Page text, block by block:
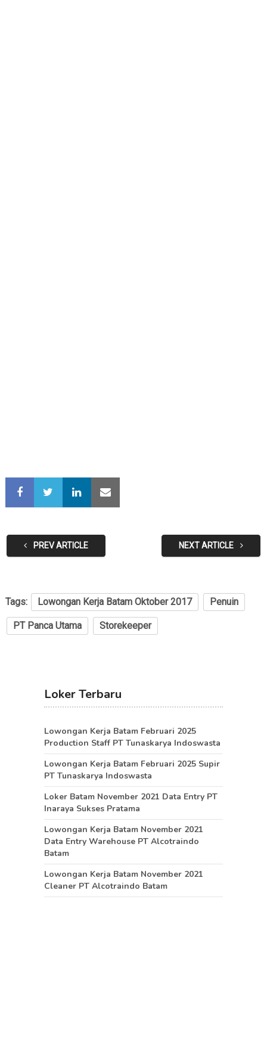
PREV ARTICLE NEXT ARTICLE
Tags: Lowongan Kerja Batam Oktober 2017 Penuin
PT Panca Utama Storekeeper
Loker Terbaru
Lowongan Kerja Batam Februari 2025
Production Staff PT Tunaskarya Indoswasta
Lowongan Kerja Batam Februari 2025 Supir
PT Tunaskarya Indoswasta
Loker Batam November 2021 Data Entry PT
Inaraya Sukses Pratama
Lowongan Kerja Batam November 2021
Data Entry Warehouse PT Alcotraindo
Batam
Lowongan Kerja Batam November 2021
Cleaner PT Alcotraindo Batam